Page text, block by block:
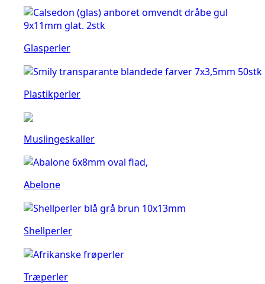
Glasperler
Plastikperler
Muslingeskaller
Abelone
Shellperler
Træperler